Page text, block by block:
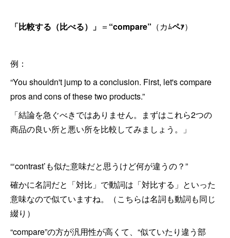
「比較する（比べる）」 ＝ “compare” （カﾑペｧ）
例：
“You shouldn't jump to a conclusion. First, let's compare
pros and cons of these two products.”
「結論を急ぐべきではありません。まずはこれら2つの
商品の良い所と悪い所を比較してみましょう。」
“‘contrast’も似た意味だと思うけど何が違うの？”
確かに名詞だと「対比」で動詞は「対比する」といった
意味なので似ていますね。（こちらは名詞も動詞も同じ
綴り）
“compare”の方が汎用性が高くて、“似ていたり違う部